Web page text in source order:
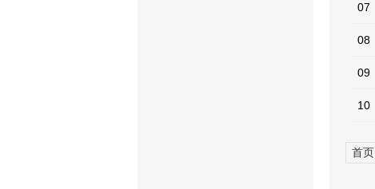
07
08
09
10
首页